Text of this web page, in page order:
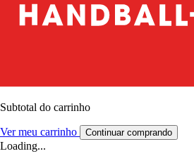
Subtotal do carrinho
Ver meu carrinho Continuar comprando
Loading...